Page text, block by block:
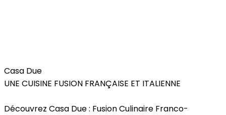
Casa Due
UNE CUISINE FUSION FRANÇAISE ET ITALIENNE
Découvrez Casa Due : Fusion Culinaire Franco-